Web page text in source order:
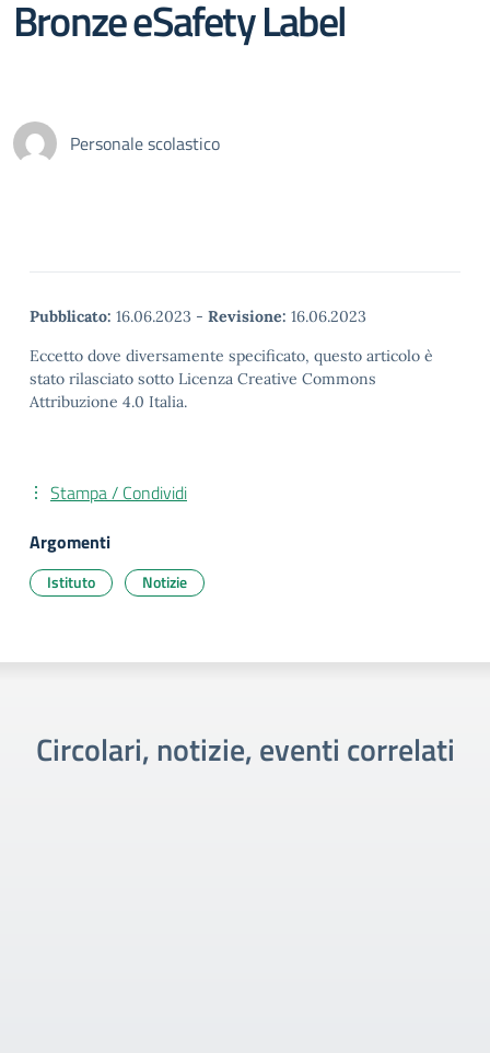
Bronze eSafety Label
Personale scolastico
Pubblicato: 16.06.2023 - Revisione: 16.06.2023
Eccetto dove diversamente specificato, questo articolo è
stato rilasciato sotto Licenza Creative Commons
Attribuzione 4.0 Italia.
Stampa / Condividi
Argomenti
Istituto Notizie
Circolari, notizie, eventi correlati